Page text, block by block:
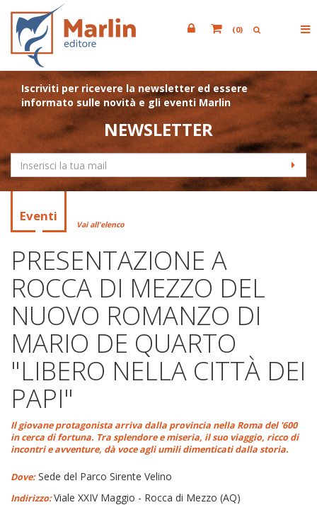
(0)
Iscriviti per ricevere la newsletter ed essere
informato sulle novità e gli eventi Marlin
NEWSLETTER
Eventi
Vai all'elenco
PRESENTAZIONE A
ROCCA DI MEZZO DEL
NUOVO ROMANZO DI
MARIO DE QUARTO
"LIBERO NELLA CITTÀ DEI
PAPI"
Il giovane protagonista arriva dalla provincia nella Roma del '600
in cerca di fortuna. Tra splendore e miseria, il suo viaggio, ricco di
incontri e avventure, dà voce agli umili dimenticati dalla storia.
Dove:Sede del Parco Sirente Velino
Indirizzo:Viale XXIV Maggio - Rocca di Mezzo (AQ)